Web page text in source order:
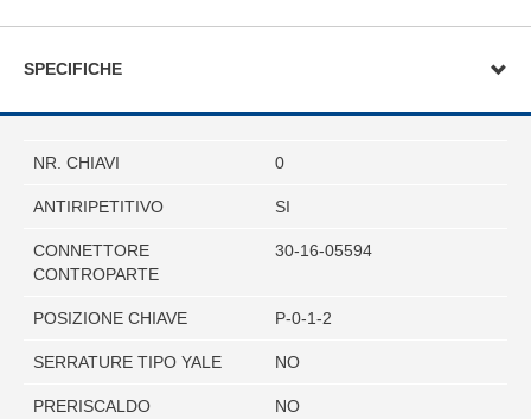
SPECIFICHE
NR. CHIAVI 0
ANTIRIPETITIVO SI
CONNETTORE
CONTROPARTE
30-16-05594
POSIZIONE CHIAVE P-0-1-2
SERRATURE TIPO YALE NO
PRERISCALDO
NO